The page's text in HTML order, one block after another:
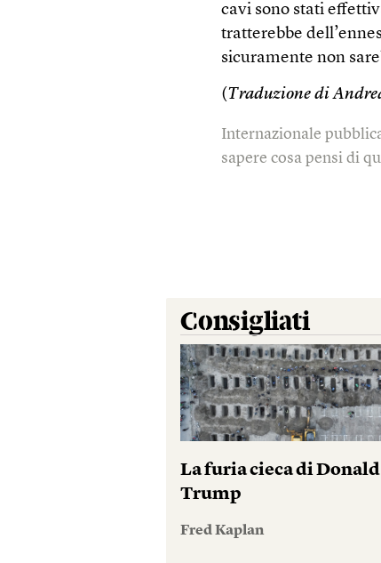
cavi sono stati
tratterebbe
sicuramente non
(Traduzione di
Internazionale
sapere cosa pensi di
Consigliati
La furia cieca di Donald
Trump
Fred Kaplan